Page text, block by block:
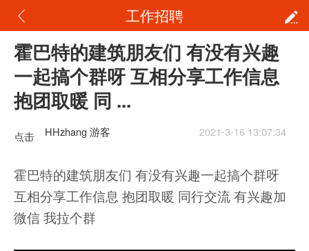
工作招聘
霍巴特的建筑朋友们 有没有兴趣
一起搞个群呀 互相分享工作信息
抱团取暖 同 ...
点击
加载
HHzhang 游客 2021-3-16 13:07:34
霍巴特的建筑朋友们 有没有兴趣一起搞个群呀
互相分享工作信息 抱团取暖 同行交流 有兴趣加
微信 我拉个群